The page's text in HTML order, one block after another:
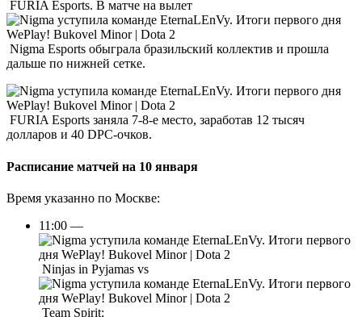
FURIA Esports. В матче на вылет
Nigma Esports обыграла бразильский коллектив и прошла
дальше по нижней сетке.
FURIA Esports заняла 7-8-е место, заработав 12 тысяч
долларов и 40 DPC-очков.
Расписание матчей на 10 января
Время указанно по Москве:
11:00 —
Ninjas in Pyjamas vs
Team Spirit;